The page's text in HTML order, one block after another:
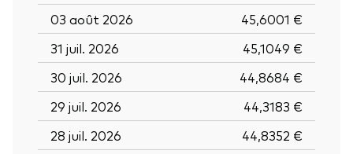
03 août 2026
45,6001 €
31 juil. 2026
45,1049 €
30 juil. 2026
44,8684 €
29 juil. 2026
44,3183 €
28 juil. 2026
44,8352 €